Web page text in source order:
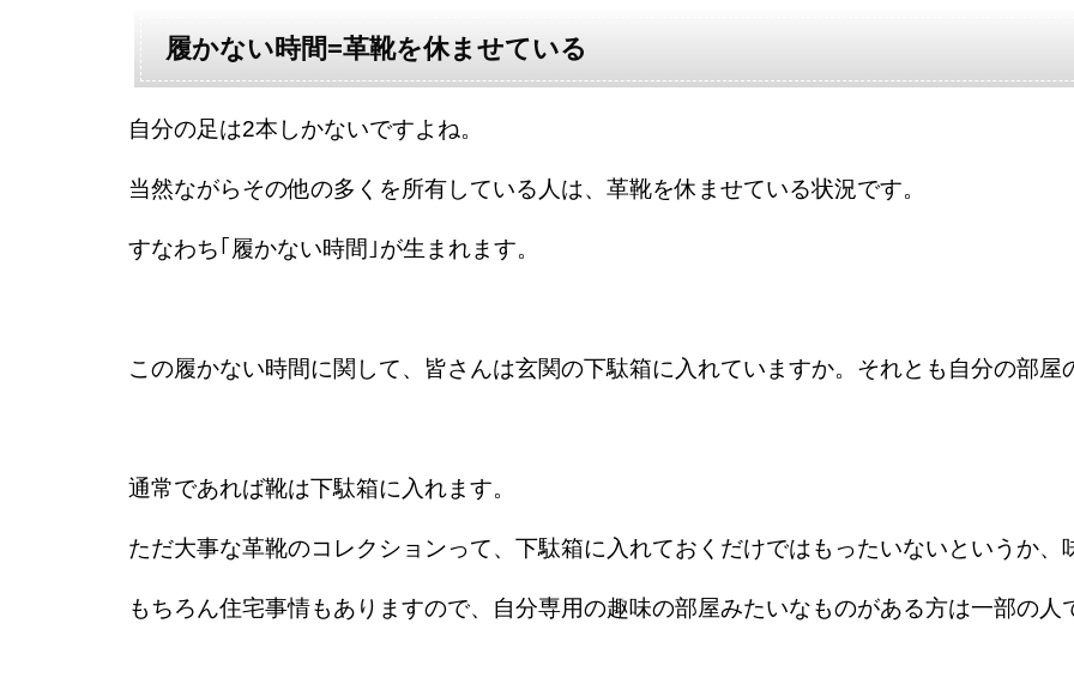
履かない時間=革靴を休ませている
自分の足は2本しかないですよね。
当然ながらその他の多くを所有している人は、革靴を休ませている状況です。
すなわち｢履かない時間｣が生まれます。
この履かない時間に関して、皆さんは玄関の下駄箱に入れていますか。それとも自分の部屋
通常であれば靴は下駄箱に入れます。
ただ大事な革靴のコレクションって、下駄箱に入れておくだけではもったいないというか、
もちろん住宅事情もありますので、自分専用の趣味の部屋みたいなものがある方は一部の人